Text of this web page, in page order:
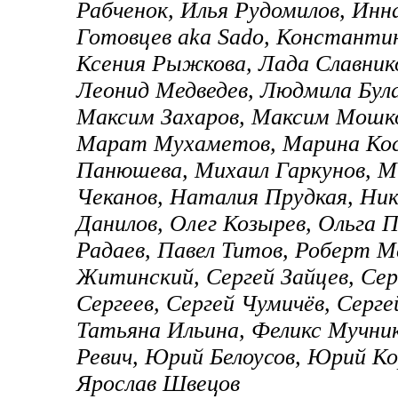
Рабченок, Илья Рудомилов,
Готовцев aka Sado,
Ксения Рыжкова, Лада
Леонид Медведев, Людмила
Максим Захаров, Максим
Марат Мухаметов, Марина
Панюшева, Михаил Гаркунов,
Чеканов, Наталия Прудкая,
Данилов, Олег Козырев, Ольга
Радаев, Павел Титов, Роберт
Житинский, Сергей Зайцев,
Сергеев, Сергей Чумичёв,
Татьяна Ильина, Феликс
Ревич, Юрий Белоусов, Юрий
Ярослав Швецов